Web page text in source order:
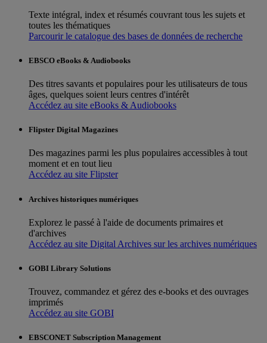
Texte intégral, index et résumés couvrant tous les sujets et
toutes les thématiques
Parcourir le catalogue des bases de données de recherche
EBSCO eBooks & Audiobooks
Des titres savants et populaires pour les utilisateurs de tous
âges, quelques soient leurs centres d'intérêt
Accédez au site eBooks & Audiobooks
Flipster Digital Magazines
Des magazines parmi les plus populaires accessibles à tout
moment et en tout lieu
Accédez au site Flipster
Archives historiques numériques
Explorez le passé à l'aide de documents primaires et
d'archives
Accédez au site Digital Archives sur les archives numériques
GOBI Library Solutions
Trouvez, commandez et gérez des e-books et des ouvrages
imprimés
Accédez au site GOBI
EBSCONET Subscription Management